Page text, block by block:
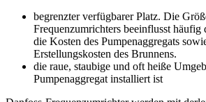
begrenzter verfügbarer Platz. Die
Frequenzumrichters beeinflusst häufig
die Kosten des Pumpenaggregats
Erstellungskosten des Brunnens.
die raue, staubige und oft heiße
Pumpenaggregat installiert ist